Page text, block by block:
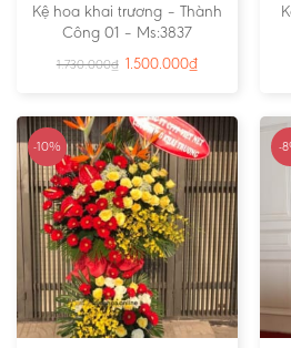
Kệ hoa khai trương – Thành
Công 01 – Ms:3837
1.730.000₫ 1.500.000₫
-10% -